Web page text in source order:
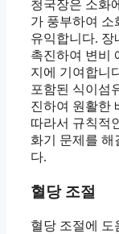
청국장은 소화
가 풍부하여 소
유익합니다. 장
촉진하여 변비
지에 기여합니
포함된 식이섬
진하여 원활한
따라서 규칙적
화기 문제를 해
다.
혈당 조절
혈당 조절에 도